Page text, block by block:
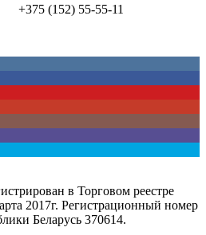
+375 (152) 55-55-11
в Торговом реестре
2017г. Регистрационный номер
Беларусь 370614.